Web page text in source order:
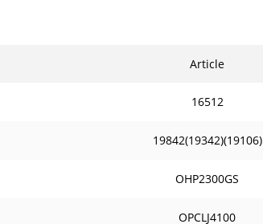
Article
16512
19842(19342)(19106)
ОHP2300GS
OPCLJ4100